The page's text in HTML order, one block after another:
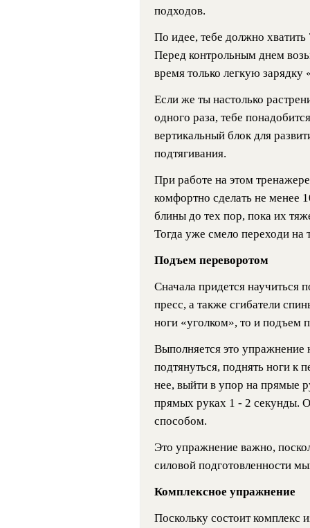
подходов.
По идее, тебе должно
Перед контрольным днем
время только легкую зарядку
Если же ты настолько
одного раза, тебе
вертикальный блок для
подтягивания.
При работе на этом
комфортно сделать не менее
блины до тех пор, пока их
Тогда уже смело переходи на
Подъем переворотом
Сначала придется научиться
пресс, а также сгибатели
ноги «уголком», то и подъем
Выполняется это упражнение
подтянуться, поднять ноги к
нее, выйти в упор на прямые
прямых руках 1 - 2 секунды.
способом.
Это упражнение важно,
силовой подготовленности
Комплексное упражнение
Поскольку состоит комплекс